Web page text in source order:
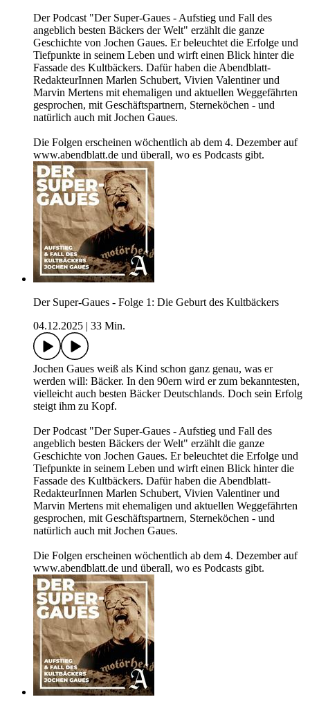
Der Podcast "Der Super-Gaues - Aufstieg und Fall des
angeblich besten Bäckers der Welt" erzählt die ganze
Geschichte von Jochen Gaues. Er beleuchtet die Erfolge und
Tiefpunkte in seinem Leben und wirft einen Blick hinter die
Fassade des Kultbäckers. Dafür haben die Abendblatt-
RedakteurInnen Marlen Schubert, Vivien Valentiner und
Marvin Mertens mit ehemaligen und aktuellen Weggefährten
gesprochen, mit Geschäftspartnern, Sterneköchen - und
natürlich auch mit Jochen Gaues.
Die Folgen erscheinen wöchentlich ab dem 4. Dezember auf
www.abendblatt.de und überall, wo es Podcasts gibt.
Der Super-Gaues - Folge 1: Die Geburt des Kultbäckers
04.12.2025
33 Min.
Jochen Gaues weiß als Kind schon ganz genau, was er
werden will: Bäcker. In den 90ern wird er zum bekanntesten,
vielleicht auch besten Bäcker Deutschlands. Doch sein Erfolg
steigt ihm zu Kopf.
Der Podcast "Der Super-Gaues - Aufstieg und Fall des
angeblich besten Bäckers der Welt" erzählt die ganze
Geschichte von Jochen Gaues. Er beleuchtet die Erfolge und
Tiefpunkte in seinem Leben und wirft einen Blick hinter die
Fassade des Kultbäckers. Dafür haben die Abendblatt-
RedakteurInnen Marlen Schubert, Vivien Valentiner und
Marvin Mertens mit ehemaligen und aktuellen Weggefährten
gesprochen, mit Geschäftspartnern, Sterneköchen - und
natürlich auch mit Jochen Gaues.
Die Folgen erscheinen wöchentlich ab dem 4. Dezember auf
www.abendblatt.de und überall, wo es Podcasts gibt.